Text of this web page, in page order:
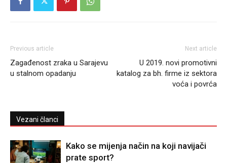
Previous article
Zagađenost zraka u Sarajevu
u stalnom opadanju
Next article
U 2019. novi promotivni
katalog za bh. firme iz sektora
voća i povrća
Vezani članci
Kako se mijenja način na koji navijači
prate sport?